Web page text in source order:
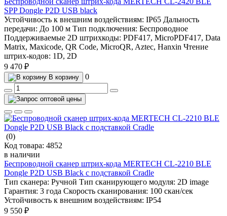
SPP Dongle P2D USB black
Устойчивость к внешним воздействиям: IP65 Дальность
передачи: До 100 м Тип подключения: Беспроводное
Поддерживаемые 2D штрихкоды: PDF417, MicroPDF417, Data
Matrix, Maxicode, QR Code, MicroQR, Aztec, Hanxin Чтение
штрих-кодов: 1D, 2D
9 470 ₽
В корзину 0
(0)
Код товара: 4852
в наличии
Беспроводной сканер штрих-кода MERTECH CL-2210 BLE
Dongle P2D USB Black с подставкой Cradle
Тип сканера: Ручной Тип сканирующего модуля: 2D image
Гарантия: 3 года Скорость сканирования: 100 скан/сек
Устойчивость к внешним воздействиям: IP54
9 550 ₽